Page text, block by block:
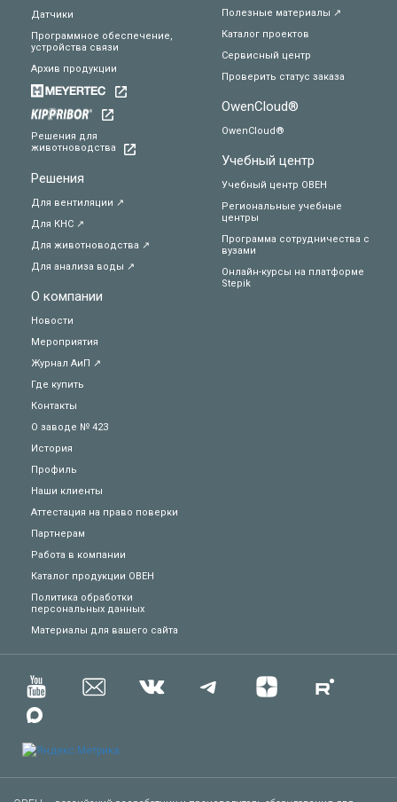
Датчики
Программное обеспечение,
устройства связи
Архив продукции
Решения для
животноводства
Решения
Для вентиляции ↗
Для КНС ↗
Для животноводства ↗
Для анализа воды ↗
О компании
Новости
Мероприятия
Журнал АиП ↗
Где купить
Контакты
О заводе № 423
История
Профиль
Наши клиенты
Аттестация на право поверки
Партнерам
Работа в компании
Каталог продукции ОВЕН
Политика обработки
персональных данных
Материалы для вашего сайта
Полезные материалы ↗
Каталог проектов
Сервисный центр
Проверить статус заказа
OwenCloud®
OwenCloud®
Учебный центр
Учебный центр ОВЕН
Региональные учебные
центры
Программа сотрудничества с
вузами
Онлайн-курсы на платформе
Stepik